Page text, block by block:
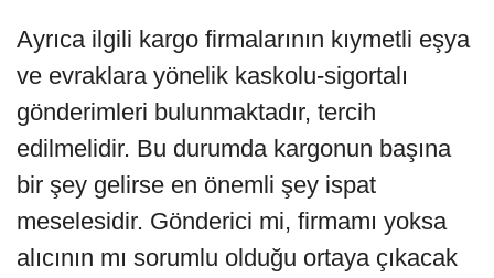
Ayrıca ilgili kargo firmalarının kıymetli eşya
ve evraklara yönelik kaskolu-sigortalı
gönderimleri bulunmaktadır, tercih
edilmelidir. Bu durumda kargonun başına
bir şey gelirse en önemli şey ispat
meselesidir. Gönderici mi, firmamı yoksa
alıcının mı sorumlu olduğu ortaya çıkacak